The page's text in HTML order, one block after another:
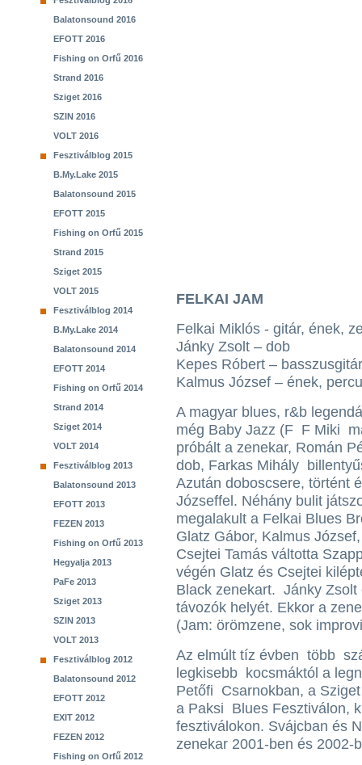
Balatonsound 2016
EFOTT 2016
Fishing on Orfű 2016
Strand 2016
Sziget 2016
SZIN 2016
VOLT 2016
Fesztiválblog 2015
B.My.Lake 2015
Balatonsound 2015
EFOTT 2015
Fishing on Orfű 2015
Strand 2015
Sziget 2015
VOLT 2015
Fesztiválblog 2014
B.My.Lake 2014
Balatonsound 2014
EFOTT 2014
Fishing on Orfű 2014
Strand 2014
Sziget 2014
VOLT 2014
Fesztiválblog 2013
Balatonsound 2013
EFOTT 2013
FEZEN 2013
Fishing on Orfű 2013
Hegyalja 2013
PaFe 2013
Sziget 2013
SZIN 2013
VOLT 2013
Fesztiválblog 2012
Balatonsound 2012
EFOTT 2012
EXIT 2012
FEZEN 2012
Fishing on Orfű 2012
FELKAI JAM
Felkai Miklós - gitár, ének,
Jánky Zsolt – dob
Kepes Róbert – basszusgitár
Kalmus József – ének,
A magyar blues, r&b
még Baby Jazz (F F Miki
próbált a zenekar, Román
dob, Farkas Mihály
Azután doboscsere, történt
Józseffel. Néhány bulit
megalakult a Felkai Blues
Glatz Gábor, Kalmus
Csejtei Tamás váltotta
végén Glatz és Csejtei
Black zenekart. Jánky
távozók helyét. Ekkor a
(Jam: örömzene, sok
Az elmúlt tíz évben több
legkisebb kocsmáktól a
Petőfi Csarnokban, a
a Paksi Blues Fesztiválon,
fesztiválokon. Svájcban és
zenekar 2001-ben és 2002-